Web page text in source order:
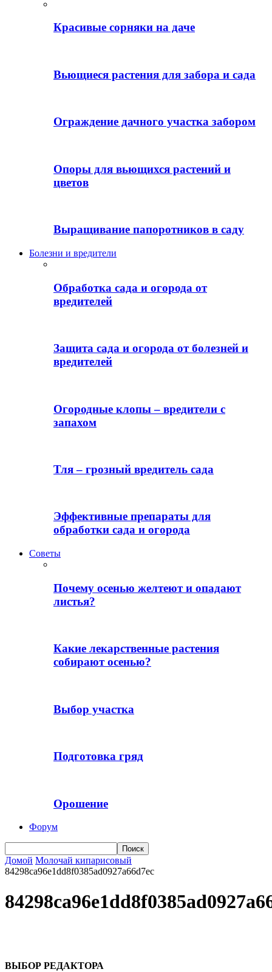
Красивые сорняки на даче
Вьющиеся растения для забора и сада
Ограждение дачного участка забором
Опоры для вьющихся растений и
цветов
Выращивание папоротников в саду
Болезни и вредители
Обработка сада и огорода от
вредителей
Защита сада и огорода от болезней и
вредителей
Огородные клопы – вредители с
запахом
Тля – грозный вредитель сада
Эффективные препараты для
обработки сада и огорода
Советы
Почему осенью желтеют и опадают
листья?
Какие лекарственные растения
собирают осенью?
Выбор участка
Подготовка гряд
Орошение
Форум
Домой Молочай кипарисовый
84298ca96e1dd8f0385ad0927a66d7ec
ВЫБОР РЕДАКТОРА